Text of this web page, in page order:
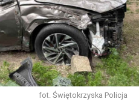
fot. Świętokrzyska Policja